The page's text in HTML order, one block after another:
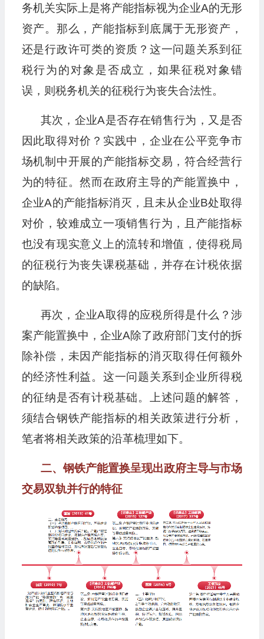
务机关实际上是将产能指标视为企业A的无形
资产。那么，产能指标到底属于无形资产，
还是行政许可类的资质？这一问题关系到征
税行为的对象是否成立，如果征税对象错
误，则税务机关的征税行为丧失合法性。
其次，企业A是否存在销售行为，又是否
因此取得对价？实践中，企业在公平竞争市
场机制中开展的产能指标交易，符合经营行
为的特征。然而在政府主导的产能置换中，
企业A的产能指标消灭，且未从企业B处取得
对价，较难成立一项销售行为，且产能指标
也没有现实意义上的流转和增值，使得税局
的征税行为丧失课税基础，并存在计税依据
的缺陷。
再次，企业A取得的应税所得是什么？涉
案产能置换中，企业A除了政府部门支付的拆
除补偿，未因产能指标的消灭取得任何额外
的经济性利益。这一问题关系到企业所得税
的征纳是否有计税基础。上述问题的解答，
须结合钢铁产能指标的相关政策进行分析，
笔者将相关政策的沿革梳理如下。
二、钢铁产能置换呈现出政府主导与市场
交易双轨并行的特征